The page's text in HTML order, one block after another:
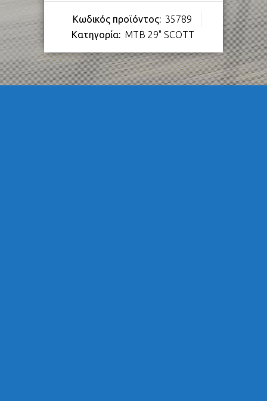
Κωδικός προϊόντος: 35789
Κατηγορία: MTB 29" SCOTT